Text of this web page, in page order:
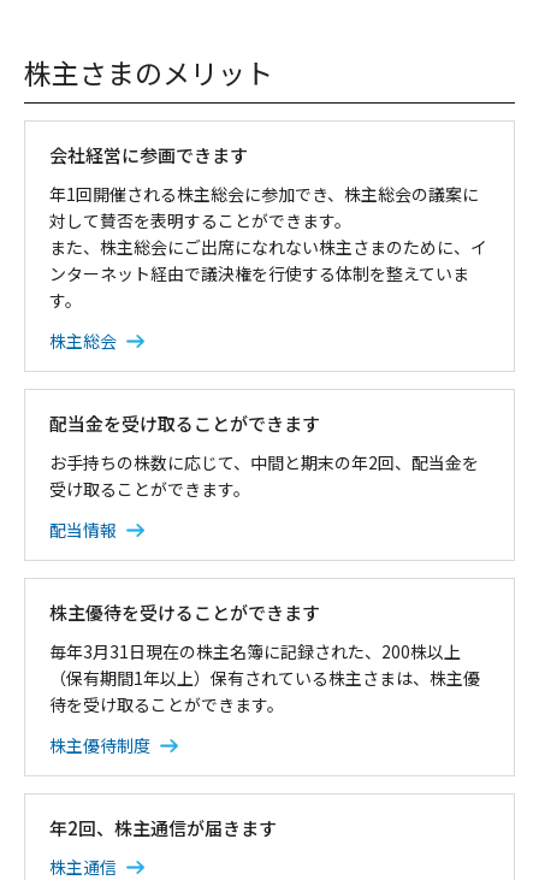
株主さまのメリット
会社経営に参画できます
年1回開催される株主総会に参加でき、株主総会の議案に
対して賛否を表明することができます。
また、株主総会にご出席になれない株主さまのために、イ
ンターネット経由で議決権を行使する体制を整えていま
す。
株主総会
配当金を受け取ることができます
お手持ちの株数に応じて、中間と期末の年2回、配当金を
受け取ることができます。
配当情報
株主優待を受けることができます
毎年3月31日現在の株主名簿に記録された、200株以上
（保有期間1年以上）保有されている株主さまは、株主優
待を受け取ることができます。
株主優待制度
年2回、株主通信が届きます
株主通信